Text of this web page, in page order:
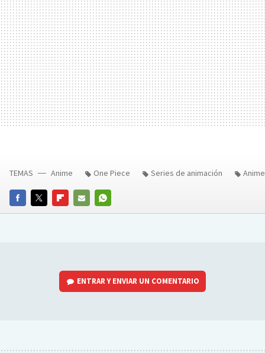
FACEBOOKTWITTERFLIPBOARD
E-
WHATSAPP
TEMAS Anime One Piece Series de animación Anime
ENTRAR Y ENVIAR UN COMENTARIO